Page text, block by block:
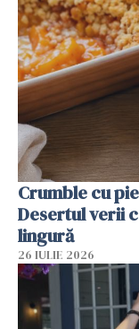
Crumble cu
Desertul verii
lingură
26 IULIE 2026